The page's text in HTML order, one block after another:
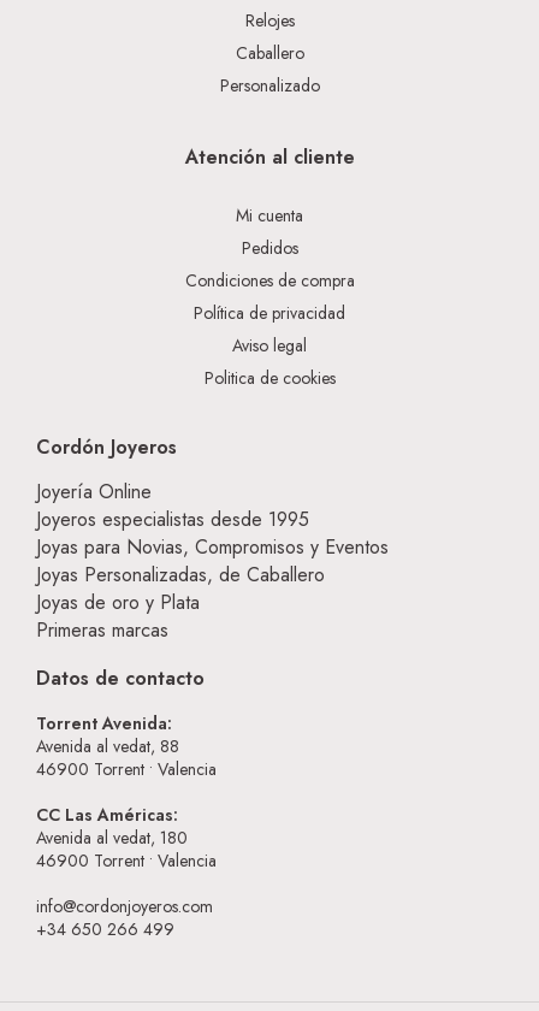
Relojes
Caballero
Personalizado
Atención al cliente
Mi cuenta
Pedidos
Condiciones de compra
Política de privacidad
Aviso legal
Politica de cookies
Cordón Joyeros
Joyería Online
Joyeros especialistas desde 1995
Joyas para Novias, Compromisos y Eventos
Joyas Personalizadas, de Caballero
Joyas de oro y Plata
Primeras marcas
Datos de contacto
Torrent Avenida:
Avenida al vedat, 88
46900 Torrent • Valencia
CC Las Américas:
Avenida al vedat, 180
46900 Torrent • Valencia
info@cordonjoyeros.com
+34 650 266 499